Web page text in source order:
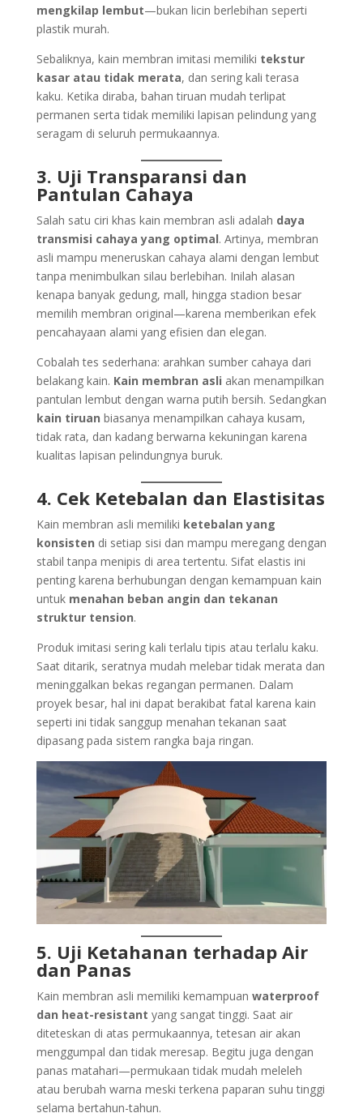
mengkilap lembut—bukan licin berlebihan seperti
plastik murah.
Sebaliknya, kain membran imitasi memiliki tekstur
kasar atau tidak merata, dan sering kali terasa
kaku. Ketika diraba, bahan tiruan mudah terlipat
permanen serta tidak memiliki lapisan pelindung yang
seragam di seluruh permukaannya.
3. Uji Transparansi dan
Pantulan Cahaya
Salah satu ciri khas kain membran asli adalah daya
transmisi cahaya yang optimal. Artinya, membran
asli mampu meneruskan cahaya alami dengan lembut
tanpa menimbulkan silau berlebihan. Inilah alasan
kenapa banyak gedung, mall, hingga stadion besar
memilih membran original—karena memberikan efek
pencahayaan alami yang efisien dan elegan.
Cobalah tes sederhana: arahkan sumber cahaya dari
belakang kain. Kain membran asli akan menampilkan
pantulan lembut dengan warna putih bersih. Sedangkan
kain tiruan biasanya menampilkan cahaya kusam,
tidak rata, dan kadang berwarna kekuningan karena
kualitas lapisan pelindungnya buruk.
4. Cek Ketebalan dan Elastisitas
Kain membran asli memiliki ketebalan yang
konsisten di setiap sisi dan mampu meregang dengan
stabil tanpa menipis di area tertentu. Sifat elastis ini
penting karena berhubungan dengan kemampuan kain
untuk menahan beban angin dan tekanan
struktur tension.
Produk imitasi sering kali terlalu tipis atau terlalu kaku.
Saat ditarik, seratnya mudah melebar tidak merata dan
meninggalkan bekas regangan permanen. Dalam
proyek besar, hal ini dapat berakibat fatal karena kain
seperti ini tidak sanggup menahan tekanan saat
dipasang pada sistem rangka baja ringan.
5. Uji Ketahanan terhadap Air
dan Panas
Kain membran asli memiliki kemampuan waterproof
dan heat-resistant yang sangat tinggi. Saat air
diteteskan di atas permukaannya, tetesan air akan
menggumpal dan tidak meresap. Begitu juga dengan
panas matahari—permukaan tidak mudah meleleh
atau berubah warna meski terkena paparan suhu tinggi
selama bertahun-tahun.